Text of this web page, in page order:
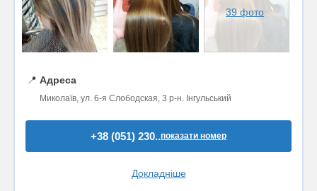
39 фото
📍 Адреса
Миколаїв, ул. 6-я Слободская, 3 р-н. Інгульський
+38 (051) 230..показати номер
Докладніше